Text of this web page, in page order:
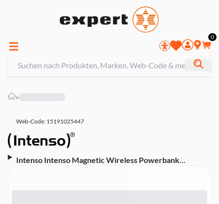
0
»
Web-Code: 15191025447
Intenso Intenso Magnetic Wireless Powerbank